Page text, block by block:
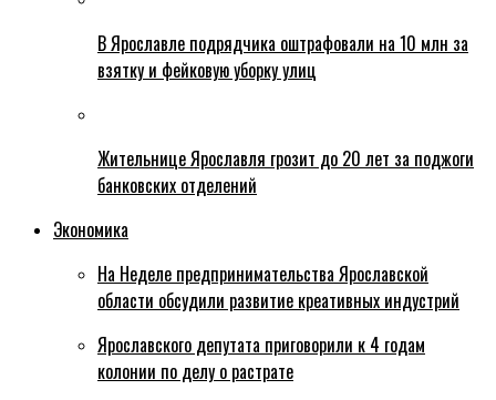
В Ярославле подрядчика оштрафовали на 10 млн за
взятку и фейковую уборку улиц
Жительнице Ярославля грозит до 20 лет за поджоги
банковских отделений
Экономика
На Неделе предпринимательства Ярославской
области обсудили развитие креативных индустрий
Ярославского депутата приговорили к 4 годам
колонии по делу о растрате